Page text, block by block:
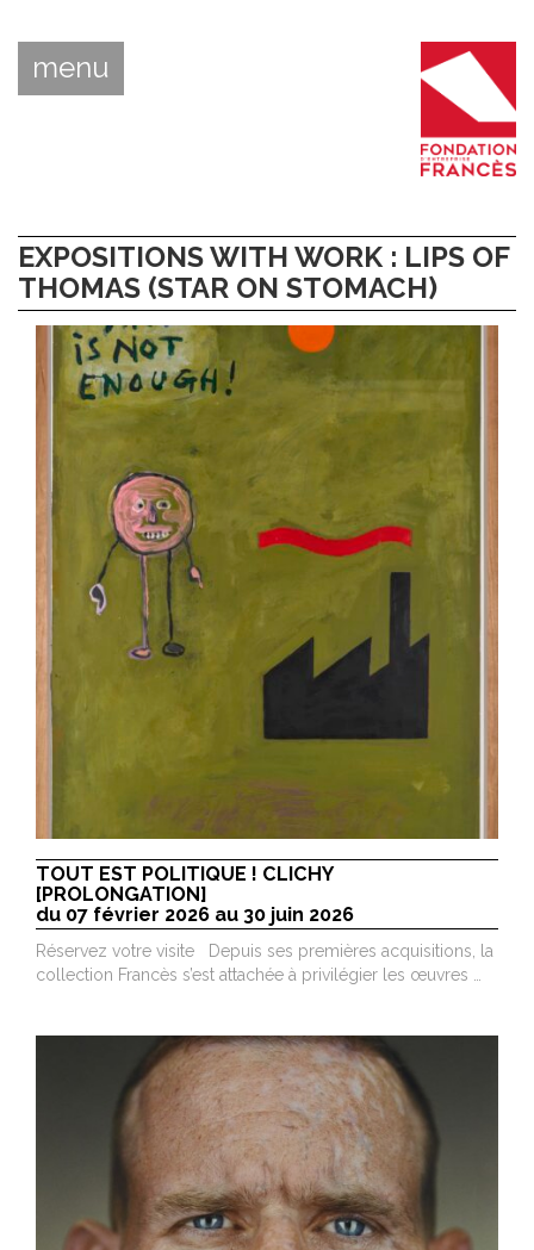
menu
EXPOSITIONS WITH WORK : LIPS OF
THOMAS (STAR ON STOMACH)
TOUT EST POLITIQUE ! CLICHY
[PROLONGATION]
du 07 février 2026 au 30 juin 2026
Réservez votre visite Depuis ses premières acquisitions, la
collection Francès s’est attachée à privilégier les œuvres …